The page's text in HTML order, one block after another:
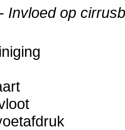
Invloed op